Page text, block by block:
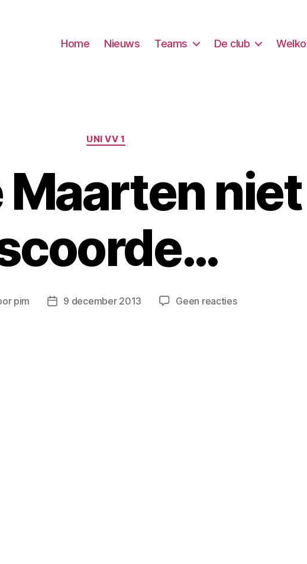
Home Nieuws Teams De club
Categorieën
UNI VV 1
Maarten niet
pim Berichtdatum
9 december 2013 Geen reactiesop